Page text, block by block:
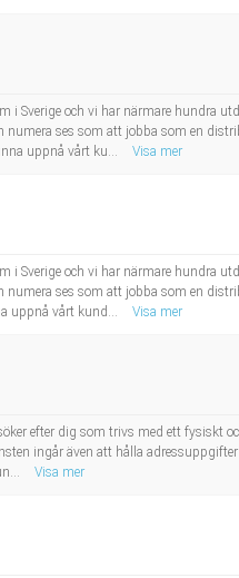
Sverige och vi har närmare hundra
ses som att jobba som en
uppnå vårt ku...
Visa mer
Sverige och vi har närmare hundra
ses som att jobba som en
uppnå vårt kund...
Visa mer
efter dig som trivs med ett fysiskt
ingår även att hålla
Visa mer